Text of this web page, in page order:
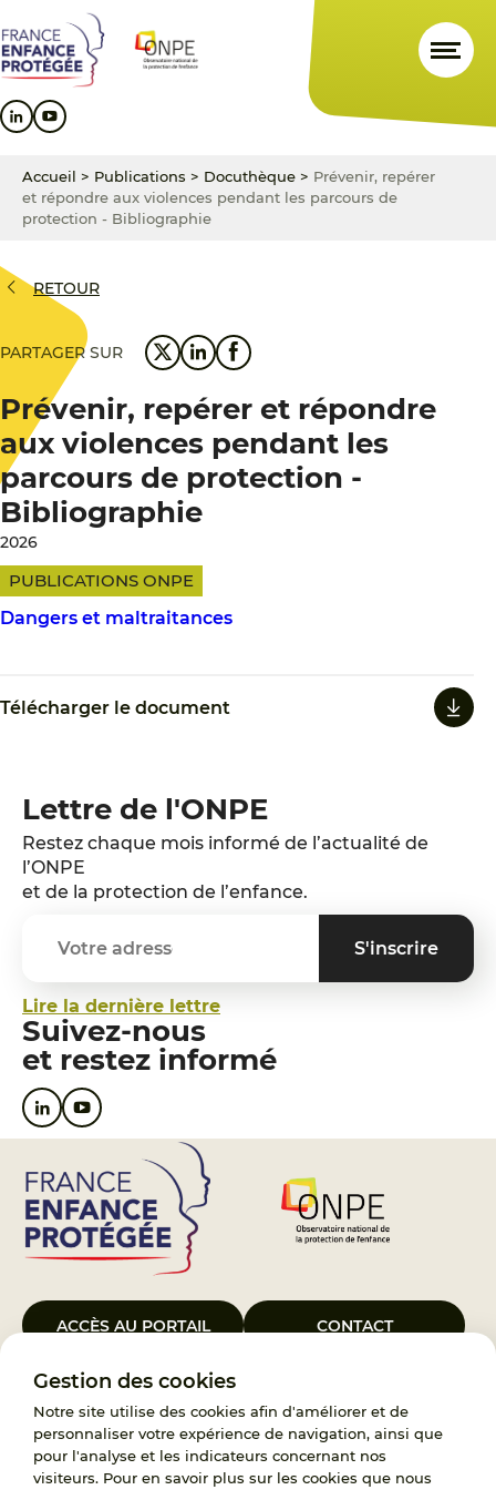
Gestion des cookies
Notre site utilise des cookies afin d'améliorer et de
personnaliser votre expérience de navigation, ainsi que
pour l'analyse et les indicateurs concernant nos
visiteurs. Pour en savoir plus sur les cookies que nous
au
contenu
principal
au
menu
principal
au
pied
de
Accueil > Publications > Docuthèque > Prévenir, repérer
et répondre aux violences pendant les parcours de
protection - Bibliographie
RETOUR
PARTAGER SUR
Prévenir, repérer et répondre
aux violences pendant les
parcours de protection -
Bibliographie
2026
PUBLICATIONS ONPE
Dangers et maltraitances
Télécharger le document
Lettre de l'ONPE
Restez chaque mois informé de l’actualité de
l’ONPE
et de la protection de l’enfance.
Lire la dernière lettre
Suivez-nous
et restez informé
ACCÈS AU PORTAIL CONTACT
Le Groupement d’Intérêt Public France Enfance Protégée, créé le 5
janvier 2023, a pour objet d’assurer les missions de service public du
119, d’accompagnement des adoptants et de traitement des
demandes d’accès aux origines personnelles. France Enfance
Protégée est également un observatoire et une ressource pour